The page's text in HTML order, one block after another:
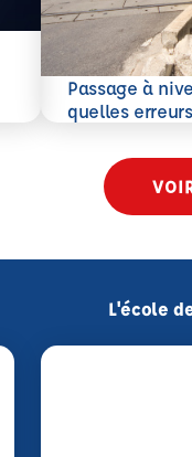
Passage à
quelles
En savoir plus
L'école